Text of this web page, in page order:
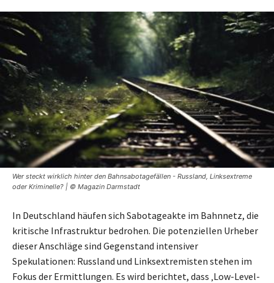
Wer steckt wirklich hinter den Bahnsabotagefällen - Russland, Linksextreme
oder Kriminelle? | © Magazin Darmstadt
In Deutschland häufen sich Sabotageakte im Bahnnetz, die
kritische Infrastruktur bedrohen. Die potenziellen Urheber
dieser Anschläge sind Gegenstand intensiver
Spekulationen: Russland und Linksextremisten stehen im
Fokus der Ermittlungen. Es wird berichtet, dass ‚Low-Level-